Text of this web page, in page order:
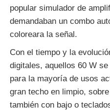
popular simulador de
demandaban un combo
coloreara la señal.
Con el tiempo y la
digitales, aquellos 60 W
para la mayoría de usos
gran techo en limpio,
también con bajo o